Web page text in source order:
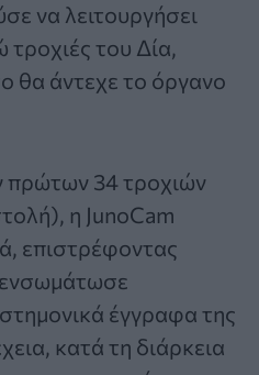
να λειτουργήσει
τροχιές του Δία,
θα άντεχε το όργανο
πρώτων 34 τροχιών
η JunoCam
επιστρέφοντας
έγγραφα της
κατά τη διάρκεια